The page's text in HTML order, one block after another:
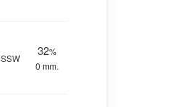
SSW
32%
0 mm.